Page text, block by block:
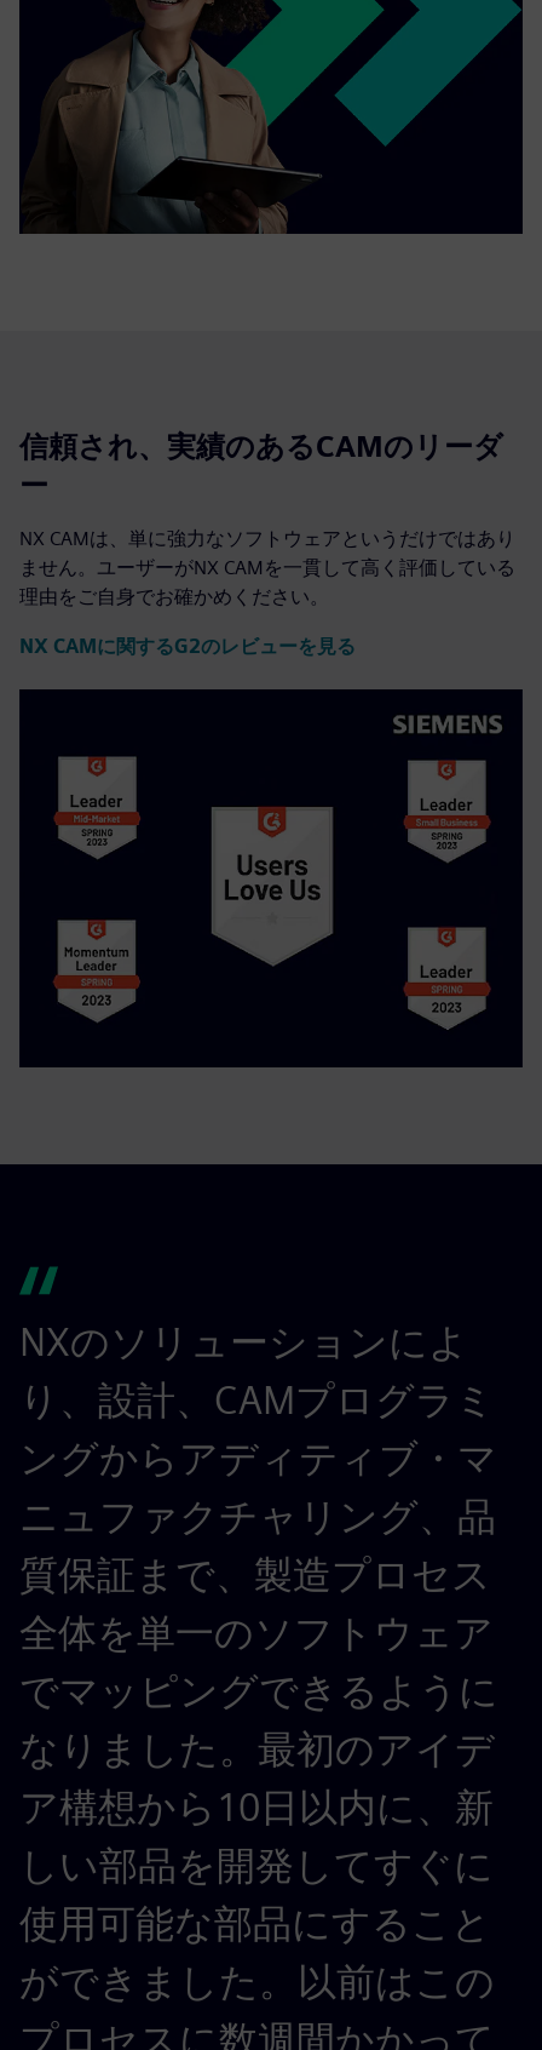
信頼され、実績のあるCAMのリーダ
ー
NX CAMは、単に強力なソフトウェアというだけではあり
ません。ユーザーがNX CAMを一貫して高く評価している
理由をご自身でお確かめください。
NX CAMに関するG2のレビューを見る
NXのソリューションによ
り、設計、CAMプログラミ
ングからアディティブ・マ
ニュファクチャリング、品
質保証まで、製造プロセス
全体を単一のソフトウェア
でマッピングできるように
なりました。最初のアイデ
ア構想から10日以内に、新
しい部品を開発してすぐに
使用可能な部品にすること
ができました。以前はこの
プロセスに数週間かかって